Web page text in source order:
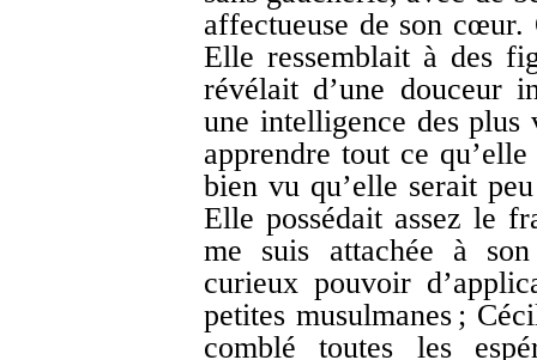
affectueuse de son cœur.
Elle ressemblait à des
révélait d’une douceur
une intelligence des
apprendre tout ce
bien vu qu’elle serait
Elle possédait assez le
me suis attachée à
curieux pouvoir
petites musulmanes ;
comblé toutes les